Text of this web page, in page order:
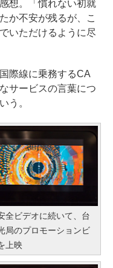
想。「慣れない初就
か不安が残るが、こ
いただけるように尽
際線に乗務するCA
サービスの言葉につ
う。
全ビデオに続いて、台
局のプロモーションビ
上映